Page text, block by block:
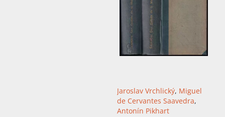
Jaroslav Vrchlický, Miguel
de Cervantes Saavedra,
Antonín Pikhart